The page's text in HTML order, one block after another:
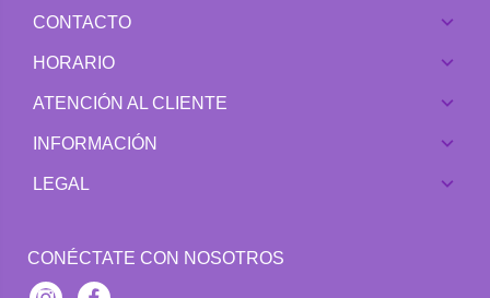
CONTACTO
HORARIO
ATENCIÓN AL CLIENTE
INFORMACIÓN
LEGAL
CONÉCTATE CON NOSOTROS